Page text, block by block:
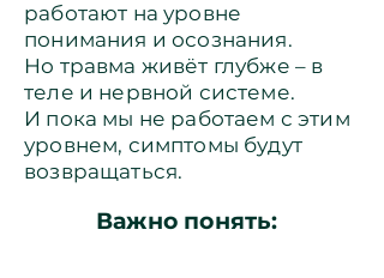
работают на уровне
понимания и осознания.
Но травма живёт глубже – в
теле и нервной системе.
И пока мы не работаем с этим
уровнем, симптомы будут
возвращаться.
Важно понять: